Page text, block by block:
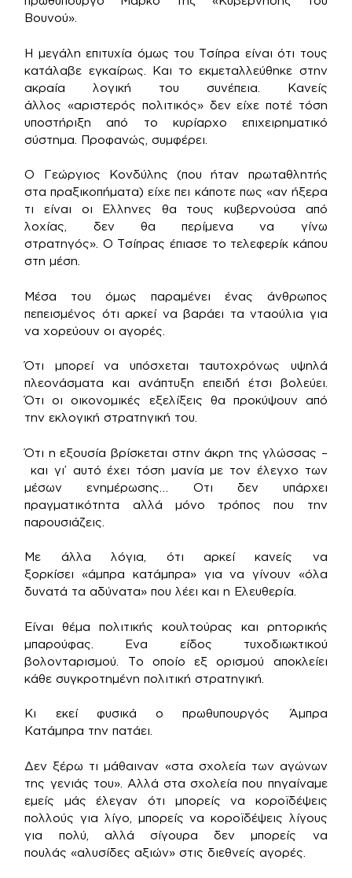
Βουνού».
Η μεγάλη επιτυχία όμως του Τσίπρα είναι ότι τους
κατάλαβε εγκαίρως. Και το εκμεταλλεύθηκε στην
ακραία λογική του συνέπεια. Κανείς
άλλος «αριστερός πολιτικός» δεν είχε ποτέ τόση
υποστήριξη από το κυρίαρχο επιχειρηματικό
σύστημα. Προφανώς, συμφέρει.
Ο Γεώργιος Κονδύλης (που ήταν πρωταθλητής
στα πραξικοπήματα) είχε πει κάποτε πως «αν ήξερα
τι είναι οι Ελληνες θα τους κυβερνούσα από
λοχίας, δεν θα περίμενα να γίνω
στρατηγός». Ο Τσίπρας έπιασε το τελεφερίκ κάπου
στη μέση.
Μέσα του όμως παραμένει ένας άνθρωπος
πεπεισμένος ότι αρκεί να βαράει τα νταούλια για
να χορεύουν οι αγορές.
Ότι μπορεί να υπόσχεται ταυτοχρόνως υψηλά
πλεονάσματα και ανάπτυξη επειδή έτσι βολεύει.
Ότι οι οικονομικές εξελίξεις θα προκύψουν από
την εκλογική στρατηγική του.
Ότι η εξουσία βρίσκεται στην άκρη της γλώσσας –
και γι’ αυτό έχει τόση μανία με τον έλεγχο των
μέσων ενημέρωσης… Οτι δεν υπάρχει
πραγματικότητα αλλά μόνο τρόπος που την
παρουσιάζεις.
Με άλλα λόγια, ότι αρκεί κανείς να
ξορκίσει «άμπρα κατάμπρα» για να γίνουν «όλα
δυνατά τα αδύνατα» που λέει και η Ελευθερία.
Είναι θέμα πολιτικής κουλτούρας και ρητορικής
μπαρούφας. Ενα είδος τυχοδιωκτικού
βολονταρισμού. Το οποίο εξ ορισμού αποκλείει
κάθε συγκροτημένη πολιτική στρατηγική.
Κι εκεί φυσικά ο πρωθυπουργός Άμπρα
Κατάμπρα την πατάει.
Δεν ξέρω τι μάθαιναν «στα σχολεία των αγώνων
της γενιάς του». Αλλά στα σχολεία που πηγαίναμε
εμείς μάς έλεγαν ότι μπορείς να κοροϊδέψεις
πολλούς για λίγο, μπορείς να κοροϊδέψεις λίγους
για πολύ, αλλά σίγουρα δεν μπορείς να
πουλάς «αλυσίδες αξιών» στις διεθνείς αγορές.